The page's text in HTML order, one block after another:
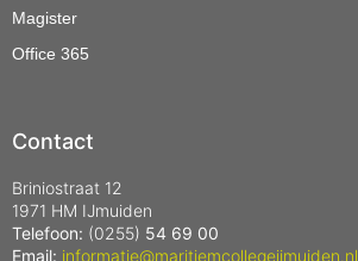
Magister
Office 365
Contact
Briniostraat 12
1971 HM IJmuiden
Telefoon: (0255) 54 69 00
Email: informatie@maritiemcollegeijmuiden.nl